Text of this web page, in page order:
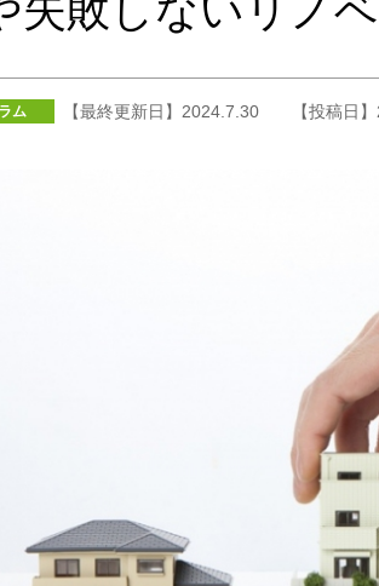
失敗しないリノ
ム 【最終更新日】2024.7.30 【投稿日